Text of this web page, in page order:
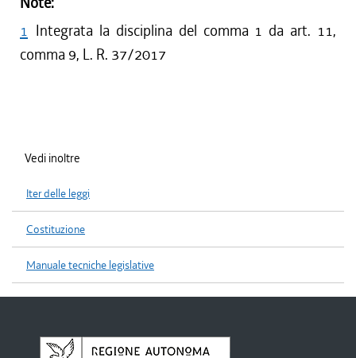
1 Integrata la disciplina del comma 1 da art. 11,
comma 9, L. R. 37/2017
Vedi inoltre
Iter delle leggi
Costituzione
Manuale tecniche legislative